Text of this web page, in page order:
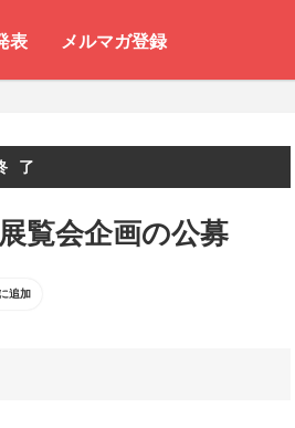
表 メルマガ登録
了
覧会企画の公募
追加